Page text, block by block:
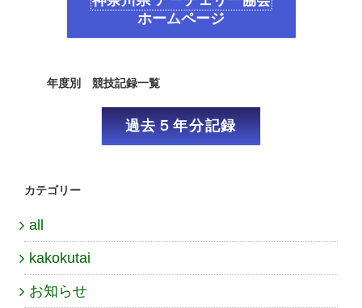
ホームページ
年度別 競技記録一覧
過去５年分記録
カテゴリー
all
kakokutai
お知らせ